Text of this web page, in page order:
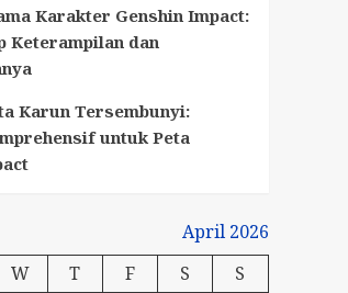
Karakter Genshin Impact:
Keterampilan dan
Karun Tersembunyi:
untuk Peta
April 2026
W T F S
S